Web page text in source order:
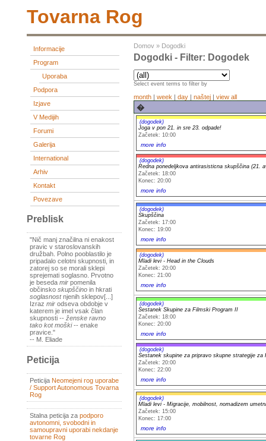
Tovarna Rog
Informacije
Program
Uporaba
Podpora
Izjave
V Medijih
Forumi
Galerija
International
Arhiv
Kontakt
Povezave
Preblisk
"Nič manj značilna ni enakost
pravic v staroslovanskih
družbah. Polno pooblastilo je
pripadalo celotni skupnosti, in
zatorej so se morali sklepi
sprejemati soglasno. Prvotno
je beseda mir pomenila
občinsko skupščino in hkrati
soglasnostnjenih sklepov[...]
Izraz mir odseva obdobje v
katerem je imel vsak član
skupnosti -- ženske ravno
tako kot moški-- enake
pravice."
-- M. Eliade
Peticija
Peticija Neomejeni rog uporabe
/ Support Autonomous Tovarna
Rog
Stalna peticija za podporo
avtonomni, svobodni in
samoupravni uporabi nekdanje
tovarne Rog
Domov » Dogodki
Dogodki - Filter: Dogodek
Select event terms to filter by
month | week | day | naštej | view all
�
(dogodek)
Joga v pon 21. in sre 23. odpade!
Začetek: 10:00
more info
(dogodek)
Redna ponedeljkova antirasisticna skupščina (21.
Začetek: 18:00
Konec: 20:00
more info
(dogodek)
Skupščina
Začetek: 17:00
Konec: 19:00
more info
(dogodek)
Mladi levi - Head in the Clouds
Začetek: 20:00
Konec: 21:00
more info
(dogodek)
Sestanek Skupine za Filmski Program II
Začetek: 18:00
Konec: 20:00
more info
(dogodek)
Sestanek skupine za pripravo skupne strategije za
Začetek: 20:00
Konec: 22:00
more info
(dogodek)
Mladi levi - Migracije, mobilnost, nomadizem
Začetek: 15:00
Konec: 17:00
more info